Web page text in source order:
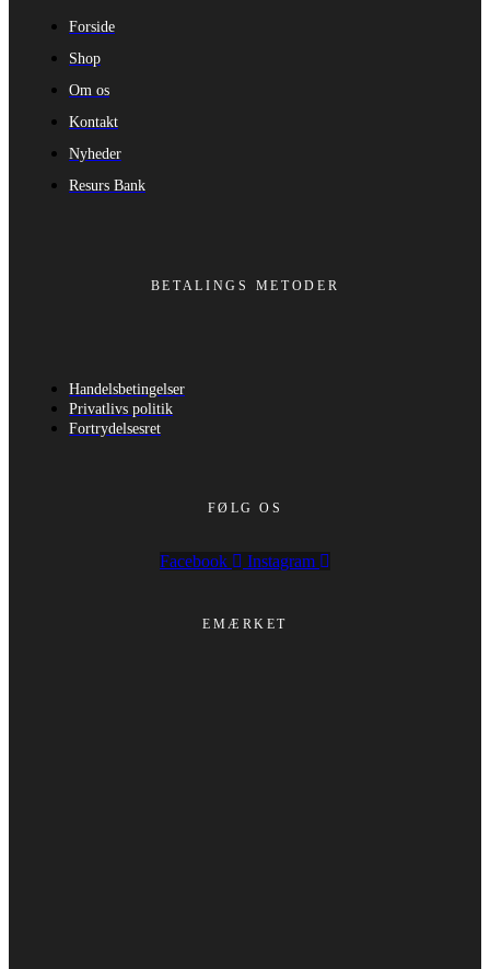
Forside
Shop
Om os
Kontakt
Nyheder
Resurs Bank
BETALINGS METODER
Handelsbetingelser
Privatlivs politik
Fortrydelsesret
FØLG OS
Facebook Instagram
EMÆRKET